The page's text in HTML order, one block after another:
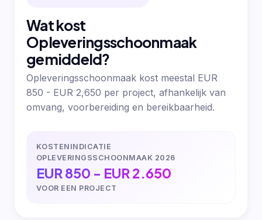
Wat kost
Opleveringsschoonmaak
gemiddeld?
Opleveringsschoonmaak kost meestal EUR
850 - EUR 2,650 per project, afhankelijk van
omvang, voorbereiding en bereikbaarheid.
KOSTENINDICATIE
OPLEVERINGSSCHOONMAAK 2026
EUR 850 - EUR 2.650
VOOR EEN PROJECT